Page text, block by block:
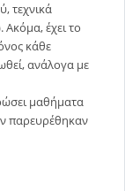
τεχνικά
έχει το
κάθε
ανάλογα με
μαθήματα
παρευρέθηκαν